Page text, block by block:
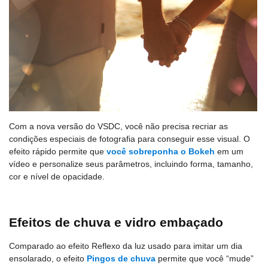
Com a nova versão do VSDC, você não precisa recriar as
condições especiais de fotografia para conseguir esse visual. O
efeito rápido permite que você sobreponha o Bokeh em um
vídeo e personalize seus parâmetros, incluindo forma, tamanho,
cor e nível de opacidade.
Efeitos de chuva e vidro embaçado
Comparado ao efeito Reflexo da luz usado para imitar um dia
ensolarado, o efeito Pingos de chuva permite que você “mude”